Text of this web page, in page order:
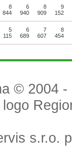
8
844
6
940
8
909
9
152
5
115
6
689
7
607
8
454
© 2004
s.r.o.